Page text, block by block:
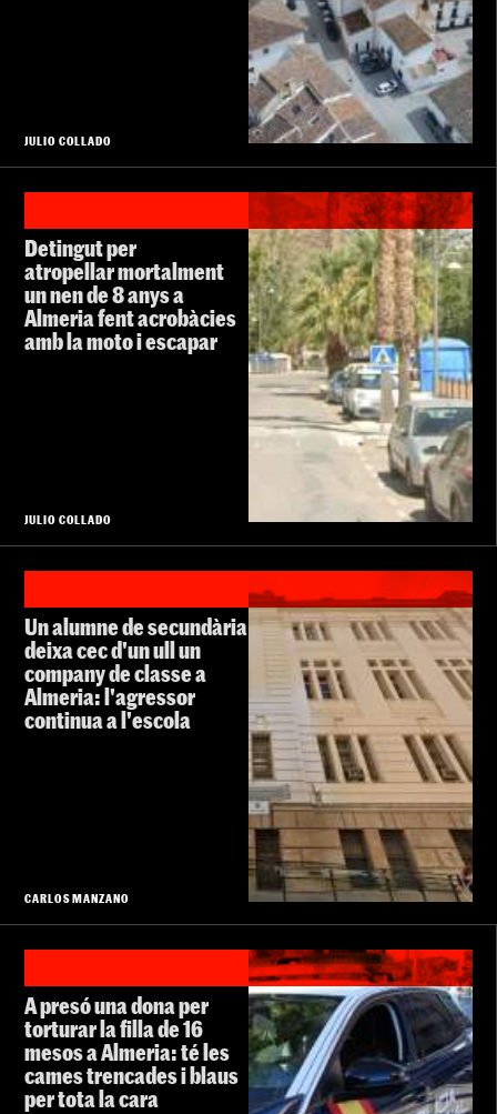
JULIO COLLADO
Detingut per
atropellar mortalment
un nen de 8 anys a
Almeria fent acrobàcies
amb la moto i escapar
JULIO COLLADO
Un alumne de secundària
deixa cec d'un ull un
company de classe a
Almeria: l'agressor
continua a l'escola
CARLOS MANZANO
A presó una dona per
torturar la filla de 16
mesos a Almeria: té les
cames trencades i blaus
per tota la cara